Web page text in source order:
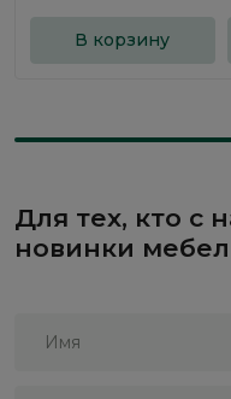
В корзину
Для тех, кто с
новинки